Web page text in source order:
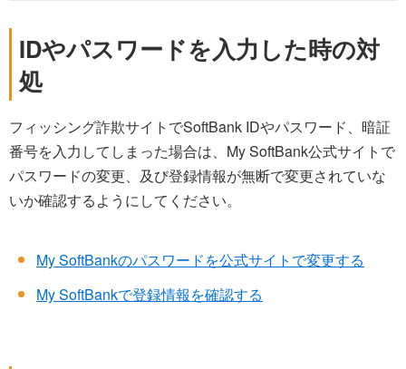
IDやパスワードを入力した時の対
処
フィッシング詐欺サイトでSoftBank IDやパスワード、暗証
番号を入力してしまった場合は、My SoftBank公式サイトで
パスワードの変更、及び登録情報が無断で変更されていな
いか確認するようにしてください。
My SoftBankのパスワードを公式サイトで変更する
My SoftBankで登録情報を確認する